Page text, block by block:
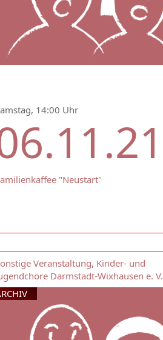
14:00 Uhr
"Neustart"
Veranstaltung, Kinder- und
Darmstadt-Wixhausen e. V.